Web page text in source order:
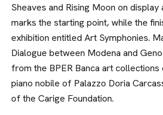
Sheaves and Rising Moon on
marks the starting point, while the
exhibition entitled Art Symphonies.
Dialogue between Modena and
from the BPER Banca art collections
piano nobile of Palazzo Doria
of the Carige Foundation.